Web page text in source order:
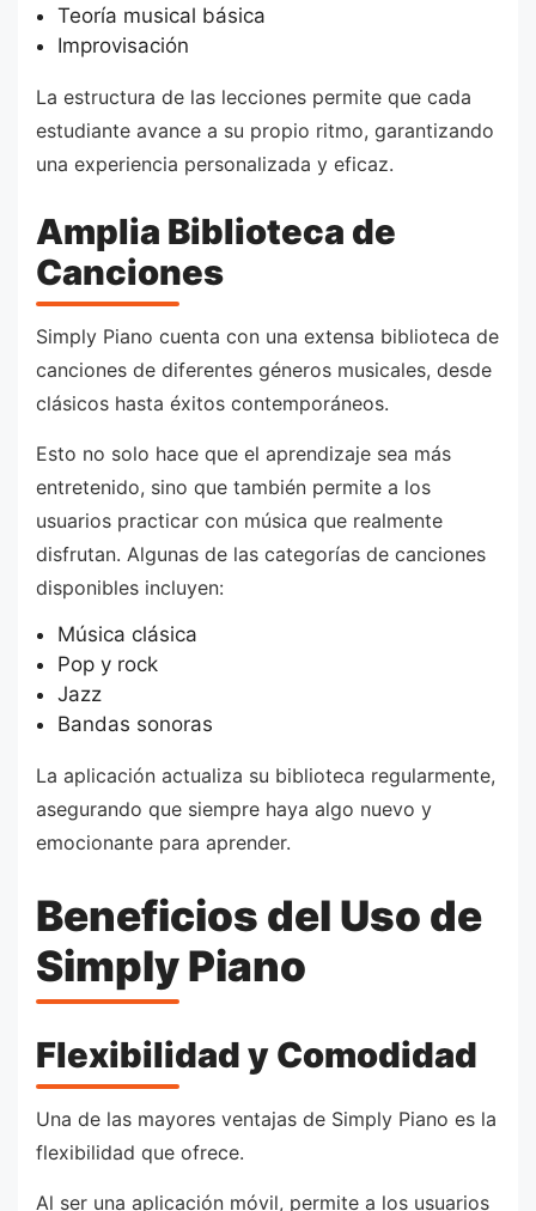
Teoría musical básica
Improvisación
La estructura de las lecciones permite que cada
estudiante avance a su propio ritmo, garantizando
una experiencia personalizada y eficaz.
Amplia Biblioteca de
Canciones
Simply Piano cuenta con una extensa biblioteca de
canciones de diferentes géneros musicales, desde
clásicos hasta éxitos contemporáneos.
Esto no solo hace que el aprendizaje sea más
entretenido, sino que también permite a los
usuarios practicar con música que realmente
disfrutan. Algunas de las categorías de canciones
disponibles incluyen:
Música clásica
Pop y rock
Jazz
Bandas sonoras
La aplicación actualiza su biblioteca regularmente,
asegurando que siempre haya algo nuevo y
emocionante para aprender.
Beneficios del Uso de
Simply Piano
Flexibilidad y Comodidad
Una de las mayores ventajas de Simply Piano es la
flexibilidad que ofrece.
Al ser una aplicación móvil, permite a los usuarios